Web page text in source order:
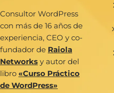
Consultor WordPress
con más de 16 años de
experiencia, CEO y co-
fundador de Raiola
Networks y autor del
libro «Curso Práctico
de WordPress»